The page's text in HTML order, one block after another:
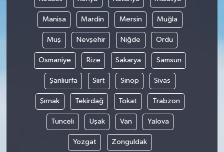
Manisa Mardin Mersin Muğla
Muş Nevşehir Niğde Ordu
Osmaniye Rize Sakarya Samsun
Şanlıurfa Siirt Sinop Sivas
Şırnak Tekirdağ Tokat Trabzon
Tunceli Uşak Van Yalova
Yozgat Zonguldak